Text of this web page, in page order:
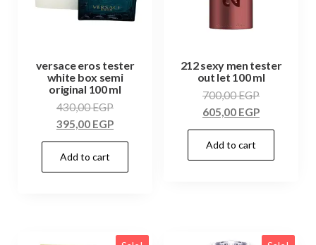
versace eros tester
white box semi
original 100 ml
430,00EGP
395,00 EGP
Add to cart
212 sexy men tester
out let 100 ml
700,00EGP
605,00 EGP
Add to cart